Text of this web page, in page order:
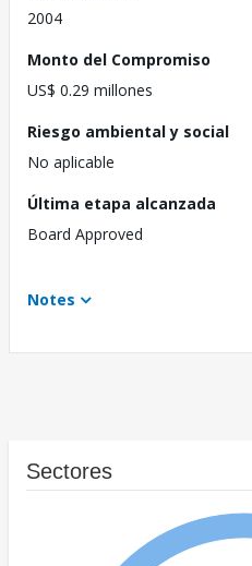
2004
Monto del Compromiso
US$ 0.29 millones
Riesgo ambiental y social
No aplicable
Última etapa alcanzada
Board Approved
Notes
Sectores